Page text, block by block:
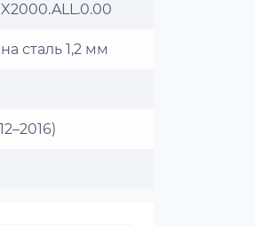
сталь 1,2 мм